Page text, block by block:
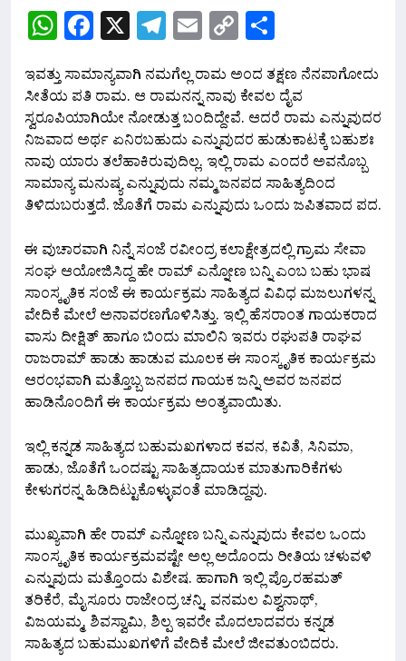
WhatsApp
Facebook
X Telegram
Email
Copy
Link
ಇವತ್ತು ಸಾಮಾನ್ಯವಾಗಿ ನಮಗೆಲ್ಲ ರಾಮ ಅಂದ ತಕ್ಷಣ ನೆನಪಾಗೋದು
ಸೀತೆಯ ಪತಿ ರಾಮ. ಆ ರಾಮನನ್ನ ನಾವು ಕೇವಲ ದೈವ
ಸ್ವರೂಪಿಯಾಗಿಯೇ ನೋಡುತ್ತ ಬಂದಿದ್ದೇವೆ. ಆದರೆ ರಾಮ ಎನ್ನುವುದರ
ನಿಜವಾದ ಅರ್ಥ ಏನಿರಬಹುದು ಎನ್ನುವುದರ ಹುಡುಕಾಟಕ್ಕೆ ಬಹುಶಃ
ನಾವು ಯಾರು ತಲೆಹಾಕಿರುವುದಿಲ್ಲ. ಇಲ್ಲಿ ರಾಮ ಎಂದರೆ ಅವನೊಬ್ಬ
ಸಾಮಾನ್ಯ ಮನುಷ್ಯ ಎನ್ನುವುದು ನಮ್ಮ ಜನಪದ ಸಾಹಿತ್ಯದಿಂದ
ತಿಳಿದುಬರುತ್ತದೆ. ಜೊತೆಗೆ ರಾಮ ಎನ್ನುವುದು ಒಂದು ಜಪಿತವಾದ ಪದ.
ಈ ವುಚಾರವಾಗಿ ನಿನ್ನೆ ಸಂಜೆ ರವೀಂದ್ರ ಕಲಾಕ್ಷೇತ್ರದಲ್ಲಿ ಗ್ರಾಮ‌ ಸೇವಾ
ಸಂಘ ಆಯೋಜಿಸಿದ್ದ ಹೇ ರಾಮ್ ಎನ್ನೋಣ ಬನ್ನಿ ಎಂಬ ಬಹು ಭಾಷ
ಸಾಂಸ್ಕೃತಿಕ ಸಂಜೆ ಈ ಕಾರ್ಯಕ್ರಮ ಸಾಹಿತ್ಯದ ವಿವಿಧ ಮಜಲುಗಳನ್ನ
ವೇದಿಕೆ ಮೇಲೆ ಅನಾವರಣಗೊಳಿಸಿತ್ತು. ಇಲ್ಲಿ ಹೆಸರಾಂತ ಗಾಯಕರಾದ
ವಾಸು ದೀಕ್ಷಿತ್ ಹಾಗೂ ಬಿಂದು ಮಾಲಿನಿ ಇವರು ರಘುಪತಿ ರಾಘವ
ರಾಜರಾಮ್ ಹಾಡು ಹಾಡುವ ಮೂಲಕ ಈ ಸಾಂಸ್ಕೃತಿಕ ಕಾರ್ಯಕ್ರಮ
ಆರಂಭವಾಗಿ ಮತ್ತೊಬ್ಬ ಜನಪದ ಗಾಯಕ ಜನ್ನಿ ಅವರ ಜನಪದ
ಹಾಡಿನೊಂದಿಗೆ ಈ ಕಾರ್ಯಕ್ರಮ ಅಂತ್ಯವಾಯಿತು.
ಇಲ್ಲಿ ಕನ್ನಡ ಸಾಹಿತ್ಯದ ಬಹುಮಖಗಳಾದ ಕವನ, ಕವಿತೆ, ಸಿನಿಮಾ,
ಹಾಡು, ಜೊತೆಗೆ ಒಂದಷ್ಟು ಸಾಹಿತ್ಯದಾಯಕ ಮಾತುಗಾರಿಕೆಗಳು
ಕೇಳುಗರನ್ನ ಹಿಡಿದಿಟ್ಟುಕೊಳ್ಳುವಂತೆ ಮಾಡಿದ್ದವು.
ಮುಖ್ಯವಾಗಿ ಹೇ ರಾಮ್ ಎನ್ನೋಣ ಬನ್ನಿ ಎನ್ನುವುದು ಕೇವಲ ಒಂದು
ಸಾಂಸ್ಕೃತಿಕ ಕಾರ್ಯಕ್ರಮವಷ್ಟೇ ಅಲ್ಲ ಅದೊಂದು ರೀತಿಯ ಚಳುವಳಿ
ಎನ್ನುವುದು ಮತ್ತೊಂದು ವಿಶೇಷ. ಹಾಗಾಗಿ ಇಲ್ಲಿ ಪ್ರೊ.ರಹಮತ್
ತರಿಕೆರೆ, ಮೈಸೂರು ರಾಜೇಂದ್ರ ಚನ್ನಿ, ವನಮಲ ವಿಶ್ವನಾಥ್,
ವಿಜಯಮ್ಮ, ಶಿವಸ್ವಾಮಿ, ಶಿಲ್ಪ ಇವರೇ ಮೊದಲಾದವರು ಕನ್ನಡ
ಸಾಹಿತ್ಯದ ಬಹುಮುಖಗಳಿಗೆ ವೇದಿಕೆ ಮೇಲೆ ಜೀವತುಂಬಿದರು.